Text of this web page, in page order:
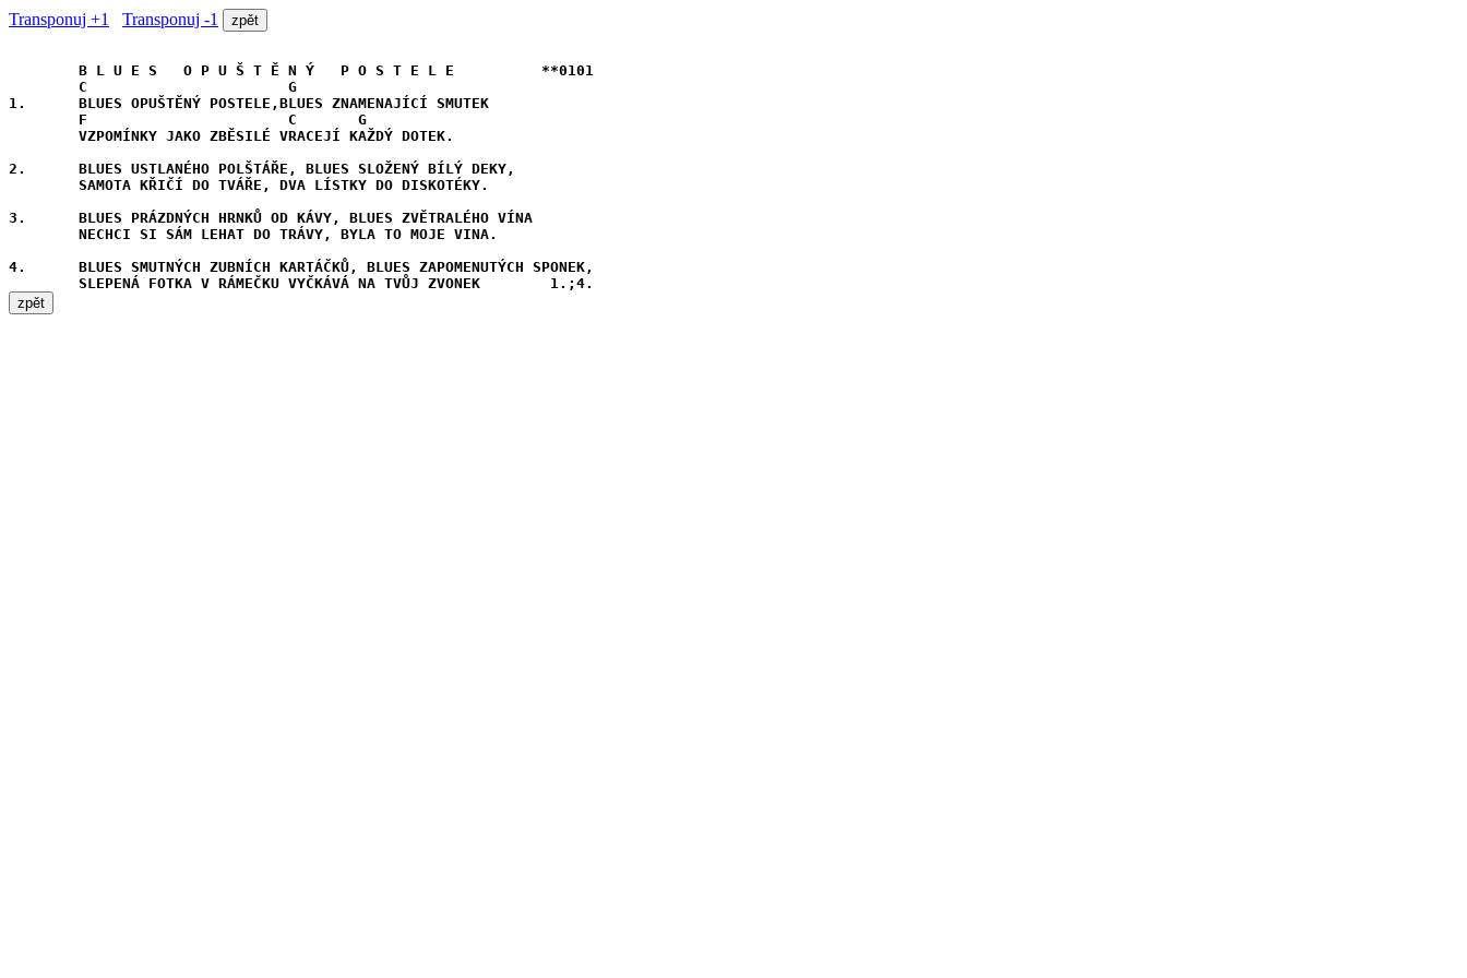
Transponuj +1 Transponuj -1
        B L U E S   O P U Š T Ě N Ý   P O S T E L E          **0101
C
G
1.      BLUES OPUŠTĚNÝ POSTELE,BLUES ZNAMENAJÍCÍ SMUTEK
F
C
G
        VZPOMÍNKY JAKO ZBĚSILÉ VRACEJÍ KAŽDÝ DOTEK.
2.      BLUES USTLANÉHO POLŠTÁŘE, BLUES SLOŽENÝ BÍLÝ DEKY,
        SAMOTA KŘIČÍ DO TVÁŘE, DVA LÍSTKY DO DISKOTÉKY.
3.      BLUES PRÁZDNÝCH HRNKŮ OD KÁVY, BLUES ZVĚTRALÉHO VÍNA
        NECHCI SI SÁM LEHAT DO TRÁVY, BYLA TO MOJE VINA.
4.      BLUES SMUTNÝCH ZUBNÍCH KARTÁČKŮ, BLUES ZAPOMENUTÝCH SPONEK,